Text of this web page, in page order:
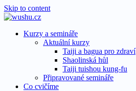
Skip to content
Kurzy a semináře
Aktuální kurzy
Taiji a bagua pro zdraví
Shaolinská hůl
Taiji tuishou kung-fu
Připravované semináře
Co cvičíme